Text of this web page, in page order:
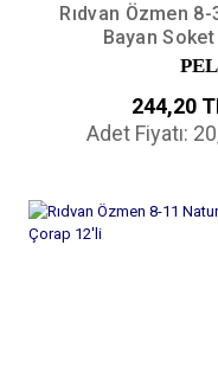
Rıdvan Özmen
Bayan
244,20
Adet Fiyatı: